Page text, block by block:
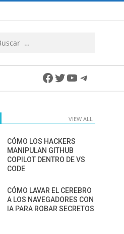
Facebook
Twitter
YouTube
VIEW ALL
CÓMO LOS HACKERS
MANIPULAN GITHUB
COPILOT DENTRO DE VS
CODE
CÓMO LAVAR EL CEREBRO
A LOS NAVEGADORES CON
IA PARA ROBAR SECRETOS